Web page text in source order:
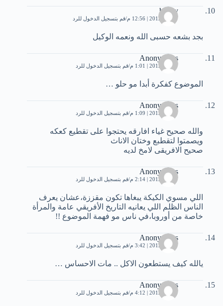
hosny
7 مايو، 2012 | 12:56 م قم بتسجيل الدخول للرد
بجد بشعه حسبى الله ونعمه الوكيل
Anonymous
7 مايو، 2012 | 1:01 م قم بتسجيل الدخول للرد
الموضوع كفكرة أبدا مو حلو …
Anonymous
7 مايو، 2012 | 1:09 م قم بتسجيل الدخول للرد
والله صحيح غياء افارقه يحتجوا على تقطيع كعكه
ويصمتوا لتقطبع وختان الاناث
صحيح الافريقى لامخ لديه
Anonymous
7 مايو، 2012 | 2:14 م قم بتسجيل الدخول للرد
اللي مسوي الكيكة يبغاها تكون مقززة،عشان يعرف
الناس الظلم اللي يعانيه التاريخ الأفريقي عامة والمرأة
خاصة من أوروبا،في ناس مو فهمة الموضوع !!
Anonymous
7 مايو، 2012 | 3:42 م قم بتسجيل الدخول للرد
يالله كيف يستطعون الاكل .. مات الاحساس …
Anonymous
7 مايو، 2012 | 4:12 م قم بتسجيل الدخول للرد